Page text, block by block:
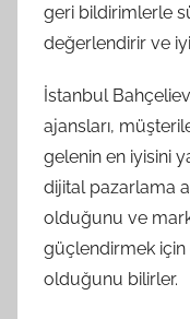
geri bildirimlerle
değerlendirir ve
İstanbul
ajansları,
gelenin en iyisini
dijital pazarlama
olduğunu ve
güçlendirmek için
olduğunu bilirler.